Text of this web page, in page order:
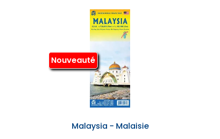
Nouveauté
Malaysia - Malaisie